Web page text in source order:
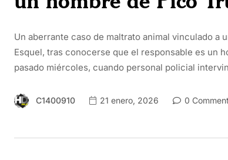
Un aberrante caso de maltrato animal vinculado
Esquel, tras conocerse que el responsable es un
pasado miércoles, cuando personal policial
C1400910 21 enero, 2026 0